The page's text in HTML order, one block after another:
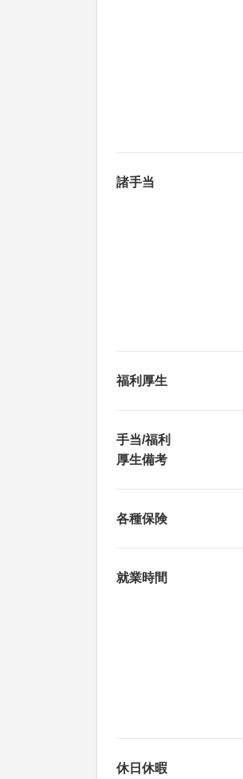
諸手当
福利厚生
手当/福利
厚生備考
各種保険
就業時間
休日休暇